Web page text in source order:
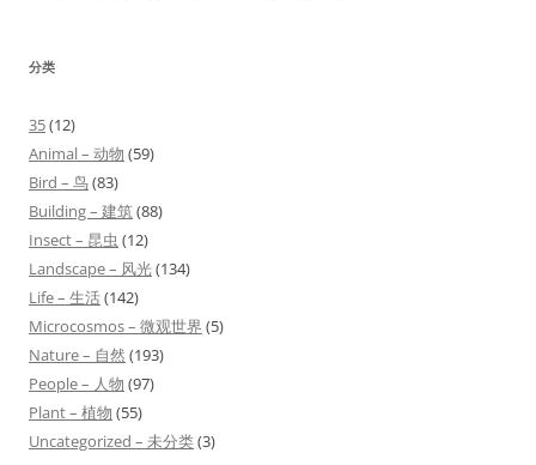
分类
35(12)
Animal – 动物 (59)
Bird – 鸟(83)
Building – 建筑(88)
Insect – 昆虫 (12)
Landscape – 风光(134)
Life – 生活(142)
Microcosmos – 微观世界 (5)
Nature – 自然 (193)
People – 人物 (97)
Plant – 植物 (55)
Uncategorized – 未分类(3)